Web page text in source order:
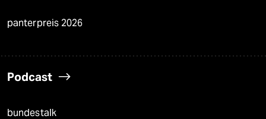
panterpreis 2026
Podcast
bundestalk